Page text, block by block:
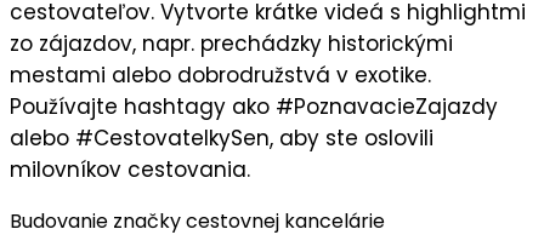
cestovateľov. Vytvorte krátke videá s highlightmi
zo zájazdov, napr. prechádzky historickými
mestami alebo dobrodružstvá v exotike.
Používajte hashtagy ako #PoznavacieZajazdy
alebo #CestovatelkySen, aby ste oslovili
milovníkov cestovania.
Budovanie značky cestovnej kancelárie